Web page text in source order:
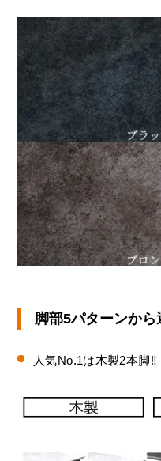
脚部5パターンから
人気No.1は木製2本脚‼︎